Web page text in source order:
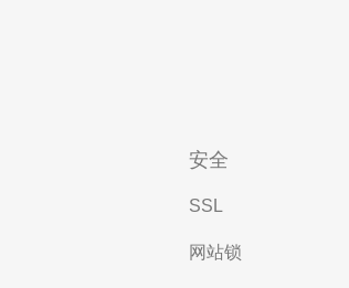
安全
SSL
网站锁